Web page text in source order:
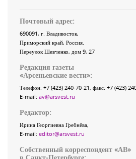
Почтовый адрес:
690091, г. Владивосток,
Приморский край, Россия
Переулок Шевченко, дом 9, 27
Редакция газеты
«Арсеньевские вести»:
Телефон: +7 (423) 240-70-21, факс: +7 (423)
E-mail: av@arsvest.ru
Редактор:
Ирина Георгиевна Гребнёва,
E-mail: editor@arsvest.ru
Собственный корреспондент «АВ»